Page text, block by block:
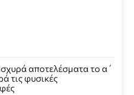
αποτελέσματα το α΄
τις φυσικές